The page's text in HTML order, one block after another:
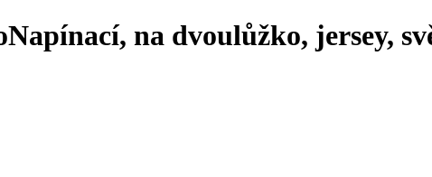
Napínací, na dvoulůžko, jersey,